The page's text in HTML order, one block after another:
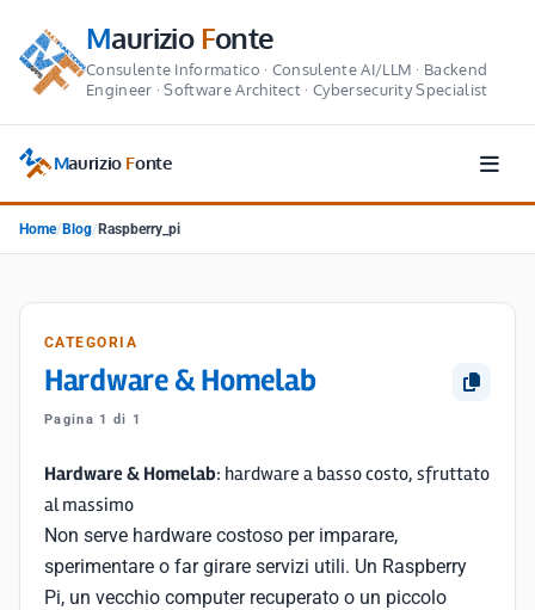
MaurizioFonte
Consulente Informatico · Consulente AI/LLM · Backend
Engineer · Software Architect · Cybersecurity Specialist
Maurizio Fonte
Home/ Blog/ Raspberry_pi
CATEGORIA
Hardware & Homelab
Pagina 1 di 1
Hardware & Homelab: hardware a basso costo, sfruttato
al massimo
Non serve hardware costoso per imparare,
sperimentare o far girare servizi utili. Un Raspberry
Pi, un vecchio computer recuperato o un piccolo